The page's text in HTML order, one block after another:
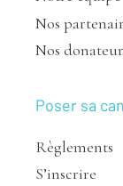
Nos
Nos
Poser sa
Règlements
S’inscrire